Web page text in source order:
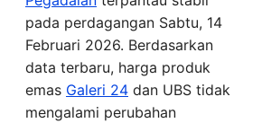
pada perdagangan Sabtu, 14
Februari 2026. Berdasarkan
data terbaru, harga produk
emas Galeri 24 dan UBS tidak
mengalami perubahan